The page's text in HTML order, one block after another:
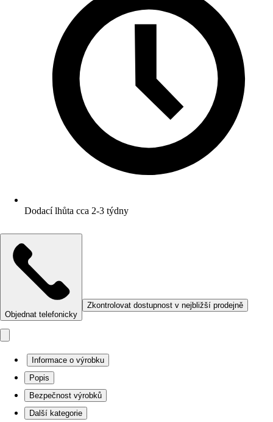
Dodací lhůta cca 2-3 týdny
Objednat telefonicky
Zkontrolovat dostupnost v nejbližší prodejně
Informace o výrobku
Popis
Bezpečnost výrobků
Další kategorie